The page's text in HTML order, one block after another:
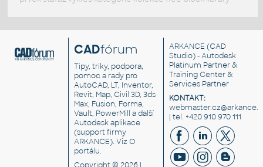
CADfórum
Tipy, triky, podpora,
pomoc a rady pro
AutoCAD, LT, Inventor,
Revit, Map, Civil 3D, 3ds
Max, Fusion, Forma,
Vault, PowerMill a další
Autodesk aplikace
(support firmy
ARKANCE). VizO
portálu.
ARKANCE (CAD
Studio) - Autodesk
Platinum Partner &
Training Center &
Services Partner
KONTAKT:
| tel. +420 910 970 111